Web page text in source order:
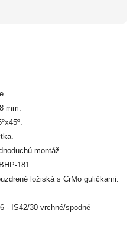
mm.
montáž.
181.
ložiská s CrMo guličkami.
- IS42/30 vrchné/spodné